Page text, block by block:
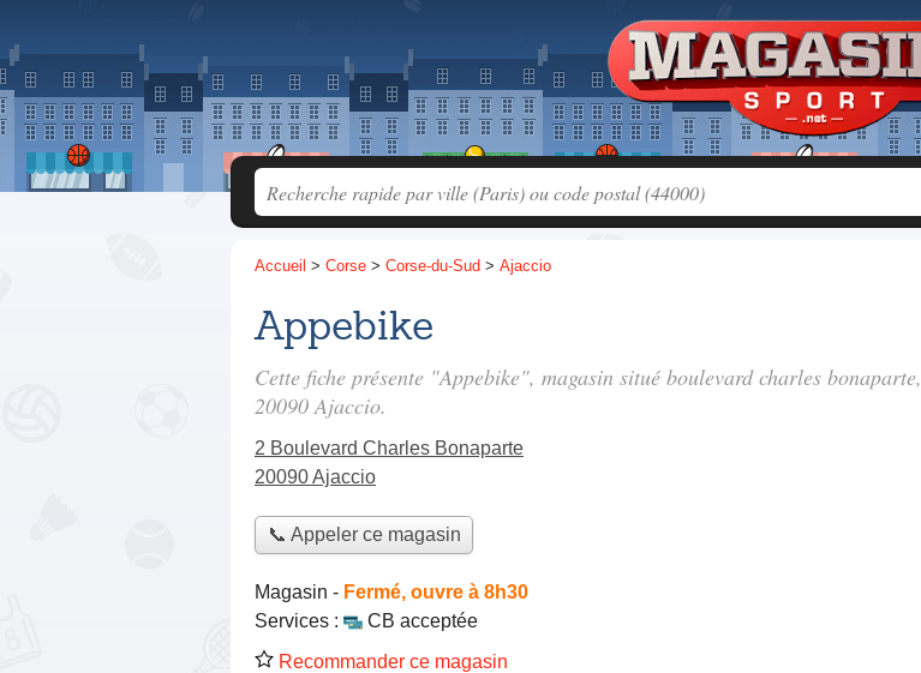
Accueil > Corse > Corse-du-Sud > Ajaccio
Appebike
Cette fiche présente "Appebike", magasin situé boulevard charles bonaparte,
20090 Ajaccio.
2 Boulevard Charles Bonaparte
20090 Ajaccio
📞 Appeler ce magasin
Magasin - Fermé, ouvre à 8h30
Services :
CB acceptée
Recommander ce magasin